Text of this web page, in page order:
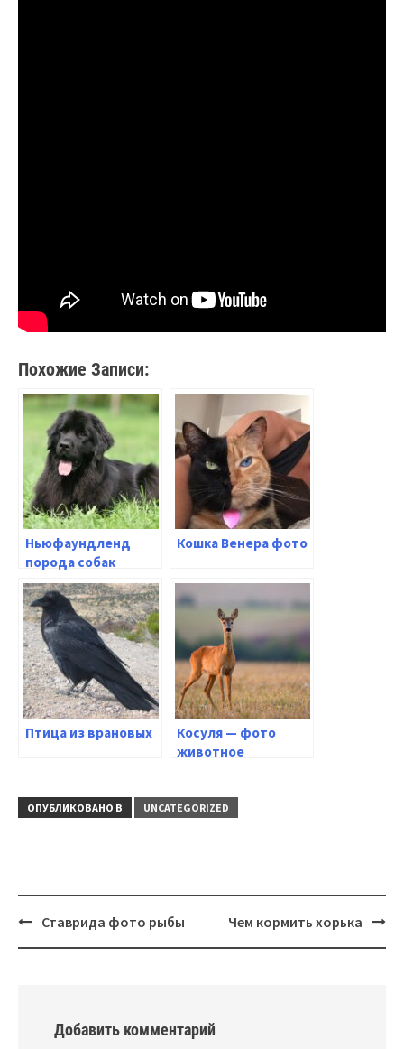
Похожие Записи:
Ньюфаундленд
порода собак
Кошка Венера фото
Птица из врановых
Косуля — фото
животное
ОПУБЛИКОВАНО В UNCATEGORIZED
Навигация
Ставрида фото рыбы Чем кормить хорька
Добавить комментарий